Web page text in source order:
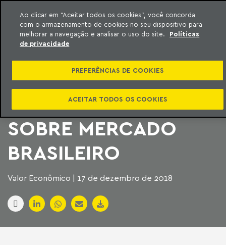
o conteúdo
Machado Meyer
COMPANHIAS
ESTRANGEIRAS JÁ
FAZEM CONSULTAS
SOBRE MERCADO
BRASILEIRO
Valor Econômico | 17 de dezembro de 2018
Ao clicar em “Aceitar todos os cookies”, você concorda
com o armazenamento de cookies no seu dispositivo para
melhorar a navegação e analisar o uso do site.
Políticas
de privacidade
PREFERÊNCIAS DE COOKIES
ACEITAR TODOS OS COOKIES